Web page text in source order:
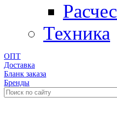
Техника
ОПТ
Доставка
Бланк заказа
Бренды